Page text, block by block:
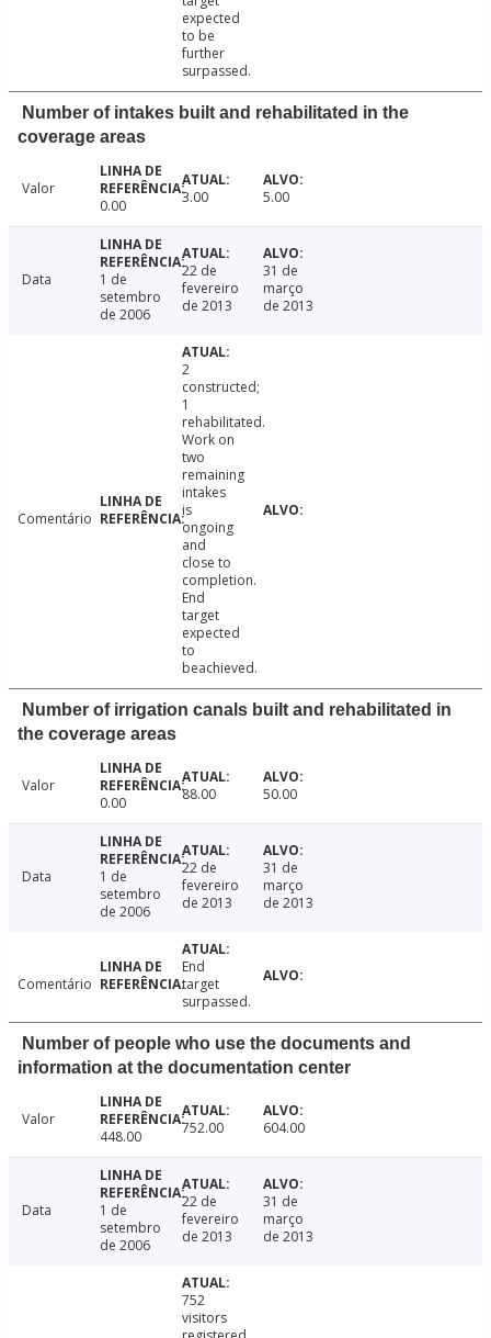
expected
to be
further
surpassed.
Number of intakes built and rehabilitated in the
coverage areas
Valor
0.00
3.00 5.00
Data
1 de
setembro
de 2006
22 de
fevereiro
de 2013
31 de
março
de 2013
Comentário
2
constructed;
1
rehabilitated.
Work on
two
remaining
intakes
is
ongoing
and
close to
completion.
End
target
expected
to
beachieved.
Number of irrigation canals built and rehabilitated in
the coverage areas
Valor
0.00
88.00 50.00
Data
1 de
setembro
de 2006
22 de
fevereiro
de 2013
31 de
março
de 2013
Comentário
End
target
surpassed.
Number of people who use the documents and
information at the documentation center
Valor
448.00
752.00 604.00
Data
1 de
setembro
de 2006
22 de
fevereiro
de 2013
31 de
março
de 2013
752
visitors